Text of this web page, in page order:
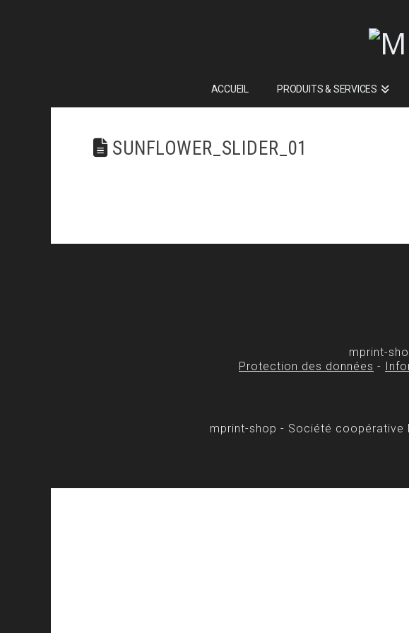
ACCUEIL PRODUITS & SERVICES
SUNFLOWER_SLIDER_01
mprint-
Protection des données -
mprint-shop - Société coopérative